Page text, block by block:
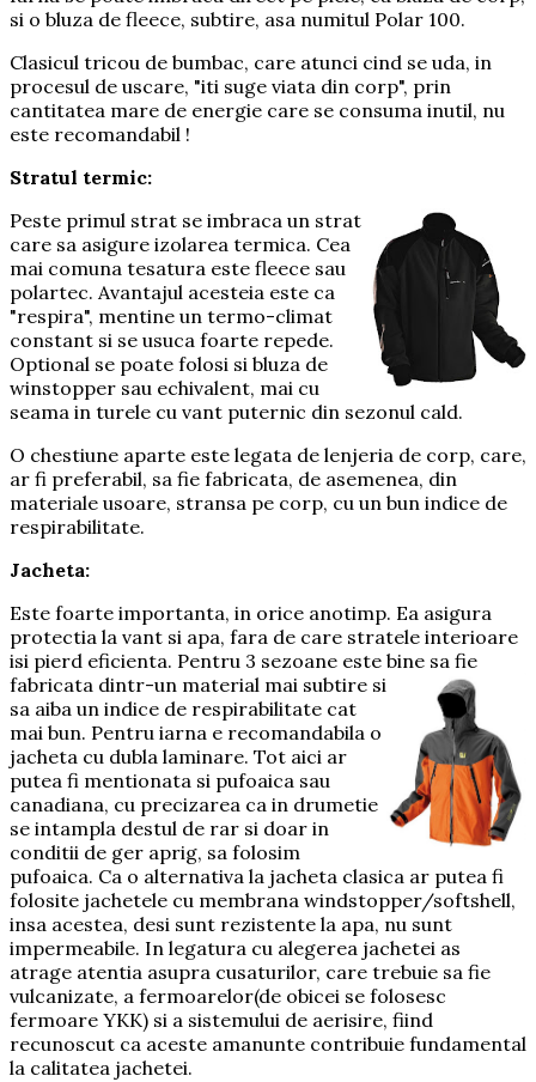
si o bluza de fleece, subtire, asa numitul Polar 100.
Clasicul tricou de bumbac, care atunci cind se uda, in
procesul de uscare, "iti suge viata din corp", prin
cantitatea mare de energie care se consuma inutil, nu
este recomandabil !
Stratul termic:
Peste primul strat se imbraca un strat
care sa asigure izolarea termica. Cea
mai comuna tesatura este fleece sau
polartec. Avantajul acesteia este ca
"respira", mentine un termo-climat
constant si se usuca foarte repede.
Optional se poate folosi si bluza de
winstopper sau echivalent, mai cu
seama in turele cu vant puternic din sezonul cald.
O chestiune aparte este legata de lenjeria de corp, care,
ar fi preferabil, sa fie fabricata, de asemenea, din
materiale usoare, stransa pe corp, cu un bun indice de
respirabilitate.
Jacheta:
Este foarte importanta, in orice anotimp. Ea asigura
protectia la vant si apa, fara de care stratele interioare
isi pierd eficienta. Pentru 3 sezoane este bine sa fie
fabricata dintr-un material mai subtire si
sa aiba un indice de respirabilitate cat
mai bun. Pentru iarna e recomandabila o
jacheta cu dubla laminare. Tot aici ar
putea fi mentionata si pufoaica sau
canadiana, cu precizarea ca in drumetie
se intampla destul de rar si doar in
conditii de ger aprig, sa folosim
pufoaica. Ca o alternativa la jacheta clasica ar putea fi
folosite jachetele cu membrana windstopper/softshell,
insa acestea, desi sunt rezistente la apa, nu sunt
impermeabile. In legatura cu alegerea jachetei as
atrage atentia asupra cusaturilor, care trebuie sa fie
vulcanizate, a fermoarelor(de obicei se folosesc
fermoare YKK) si a sistemului de aerisire, fiind
recunoscut ca aceste amanunte contribuie fundamental
la calitatea jachetei.